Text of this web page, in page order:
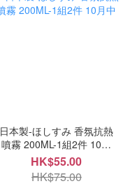
日本製-ほしすみ 香氛抗熱
噴霧 200ML-1組2件 10月
中
HK$55.00
HK$75.00